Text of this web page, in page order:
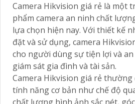
Camera Hikvision giá rẻ là một
phẩm camera an ninh chất
lựa chọn hiện nay. Với thiết kế
đặt và sử dụng, camera
cho người dùng sự tiện lợi và
giám sát gia đình và tài sản.
Camera Hikvision giá rẻ
tính năng cơ bản như chế độ